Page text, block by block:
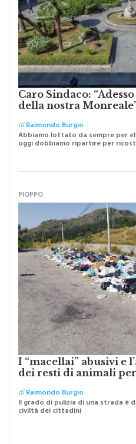
Caro Sindaco:
della nostra
diRaimondo Burgio
Abbiamo lottato da sempre per
oggi dobbiamo ripartire per
I “macellai” abusivi e
dei resti di animali
diRaimondo Burgio
Il grado di pulizia di una strada è
civiltà dei cittadini